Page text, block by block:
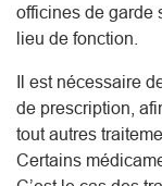
officines de garde
lieu de fonction.
Il est nécessaire
de prescription,
tout autres
Certains